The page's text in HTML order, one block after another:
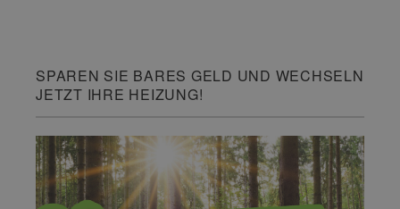
SPAREN SIE BARES GELD UND WECHSELN
JETZT IHRE HEIZUNG!